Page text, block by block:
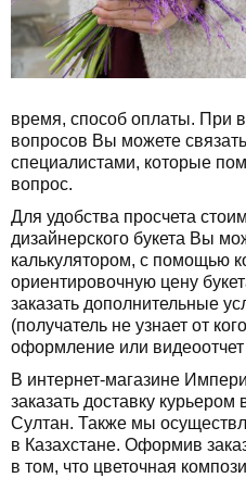
время, способ оплаты. При
вопросов Вы можете
специалистами, которые
вопрос.
Для удобства просчета
дизайнерского букета Вы
калькулятором, с помощью
ориентировочную цену
заказать дополнительные
(получатель не узнает от
оформление или видеоотчет
В интернет-магазине
заказать доставку
Султан. Также мы
в Казахстане. Оформив
в том, что цветочная